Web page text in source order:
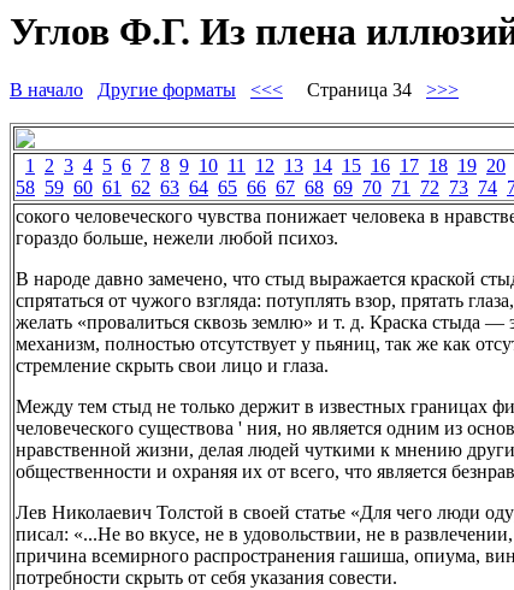
Углов Ф.Г. Из плена
В начало Другие форматы <<< Страница 34 >>>
1 2 3 4 5 6 7 8 9 10 11 12 13 14 15 16 17 18 19 20
58 59 60 61 62 63 64 65 66 67 68 69 70 71 72 73 74
сокого человеческого чувства понижает человека в
гораздо больше, нежели любой психоз.
В народе давно замечено, что стыд выражается краской
спрятаться от чужого взгляда: потуплять взор, прятать
желать «провалиться сквозь землю» и т. д. Краска стыда —
механизм, полностью отсутствует у пьяниц, так же как
стремление скрыть свои лицо и глаза.
Между тем стыд не только держит в известных границах
человеческого существова ' ния, но является одним из
нравственной жизни, делая людей чуткими к мнению
общественности и охраняя их от всего, что является
Лев Николаевич Толстой в своей статье «Для чего люди
писал: «...Не во вкусе, не в удовольствии, не в
причина всемирного распространения гашиша, опиума,
потребности скрыть от себя указания совести.